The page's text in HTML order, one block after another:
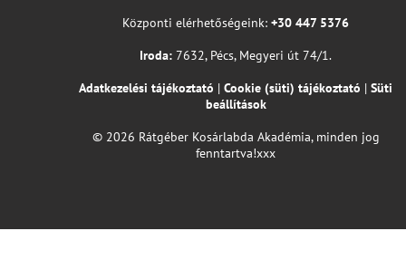
Központi elérhetőségeink: +30 447 5376
Iroda: 7632, Pécs, Megyeri út 74/1.
Adatkezelési tájékoztató | Cookie (süti) tájékoztató | Süti
beállítások
© 2026 Rátgéber Kosárlabda Akadémia, minden jog
fenntartva!xxx